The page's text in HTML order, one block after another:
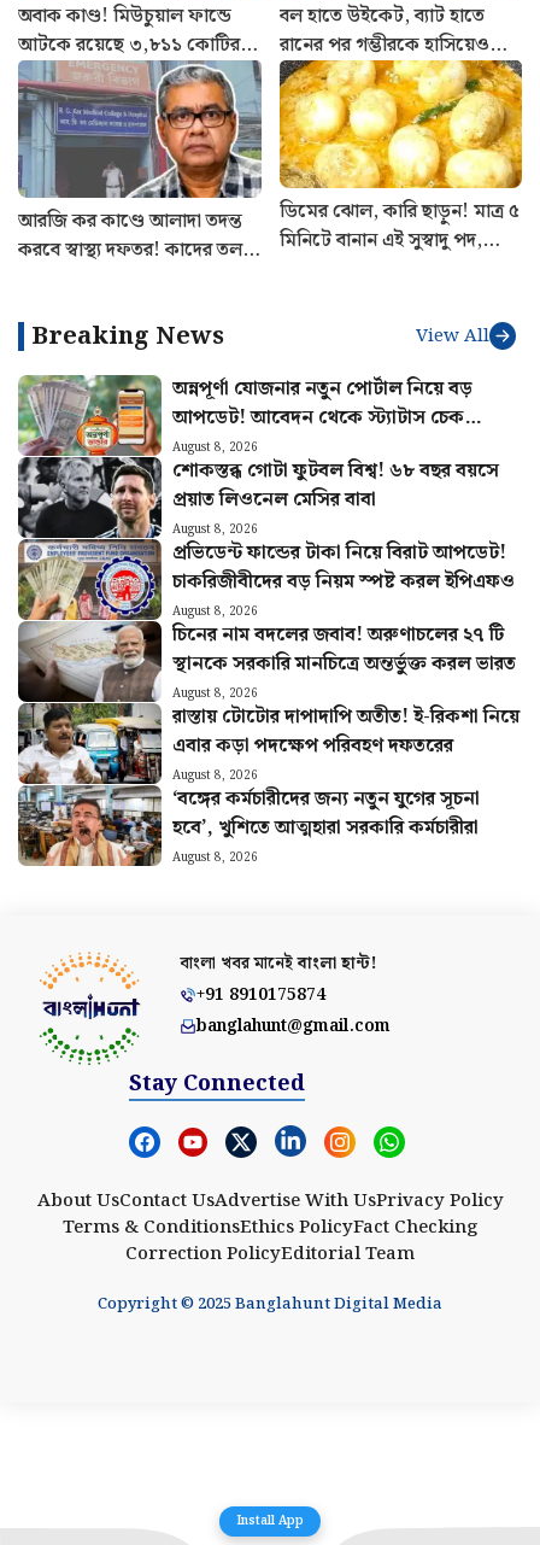
অবাক কাণ্ড! মিউচুয়াল ফান্ডে
আটকে রয়েছে ৩,৮১১ কোটির
Unclaimed Money, জানাল
SEBI
বল হাতে উইকেট, ব্যাট হাতে
রানের পর গম্ভীরকে হাসিয়েও
দেখালেন জাদেজা! স্বস্তিতে
ভারতীয় দল
আরজি কর কাণ্ডে আলাদা তদন্ত
করবে স্বাস্থ্য দফতর! কাদের তলব
ডিমের ঝোল, কারি ছাড়ুন! মাত্র ৫
মিনিটে বানান এই সুস্বাদু পদ,
Breaking News View All
অন্নপূর্ণা যোজনার নতুন পোর্টাল নিয়ে বড়
আপডেট! আবেদন থেকে স্ট্যাটাস চেক
কীভাবে জানুন
August 8, 2026
শোকস্তব্ধ গোটা ফুটবল বিশ্ব! ৬৮ বছর বয়সে
প্রয়াত লিওনেল মেসির বাবা
August 8, 2026
প্রভিডেন্ট ফান্ডের টাকা নিয়ে বিরাট আপডেট!
চাকরিজীবীদের বড় নিয়ম স্পষ্ট করল ইপিএফও
August 8, 2026
চিনের নাম বদলের জবাব! অরুণাচলের ২৭ টি
স্থানকে সরকারি মানচিত্রে অন্তর্ভুক্ত করল ভারত
August 8, 2026
রাস্তায় টোটোর দাপাদাপি অতীত! ই-রিকশা নিয়ে
এবার কড়া পদক্ষেপ পরিবহণ দফতরের
August 8, 2026
‘বঙ্গের কর্মচারীদের জন্য নতুন যুগের সূচনা
হবে’, খুশিতে আত্মহারা সরকারি কর্মচারীরা
August 8, 2026
বাংলা খবর মানেইবাংলা হান্ট!
+91 8910175874
banglahunt@gmail.com
Stay Connected
About UsContact UsAdvertise With UsPrivacy Policy
Terms & ConditionsEthics PolicyFact Checking
Correction PolicyEditorial Team
Copyright © 2025 Banglahunt Digital Media
Install App